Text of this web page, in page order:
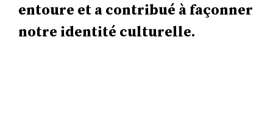
entoure et a contribué à façonner
notre identité culturelle.